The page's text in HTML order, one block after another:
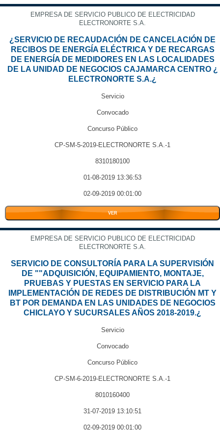
EMPRESA DE SERVICIO PUBLICO DE ELECTRICIDAD
ELECTRONORTE S.A.
¿SERVICIO DE RECAUDACIÓN DE CANCELACIÓN DE
RECIBOS DE ENERGÍA ELÉCTRICA Y DE RECARGAS
DE ENERGÍA DE MEDIDORES EN LAS LOCALIDADES
DE LA UNIDAD DE NEGOCIOS CAJAMARCA CENTRO ¿
ELECTRONORTE S.A.¿
Servicio
Convocado
Concurso Público
CP-SM-5-2019-ELECTRONORTE S.A.-1
8310180100
01-08-2019 13:36:53
02-09-2019 00:01:00
VER
EMPRESA DE SERVICIO PUBLICO DE ELECTRICIDAD
ELECTRONORTE S.A.
SERVICIO DE CONSULTORÍA PARA LA SUPERVISIÓN
DE ""ADQUISICIÓN, EQUIPAMIENTO, MONTAJE,
PRUEBAS Y PUESTAS EN SERVICIO PARA LA
IMPLEMENTACIÓN DE REDES DE DISTRIBUCIÓN MT Y
BT POR DEMANDA EN LAS UNIDADES DE NEGOCIOS
CHICLAYO Y SUCURSALES AÑOS 2018-2019.¿
Servicio
Convocado
Concurso Público
CP-SM-6-2019-ELECTRONORTE S.A.-1
8010160400
31-07-2019 13:10:51
02-09-2019 00:01:00